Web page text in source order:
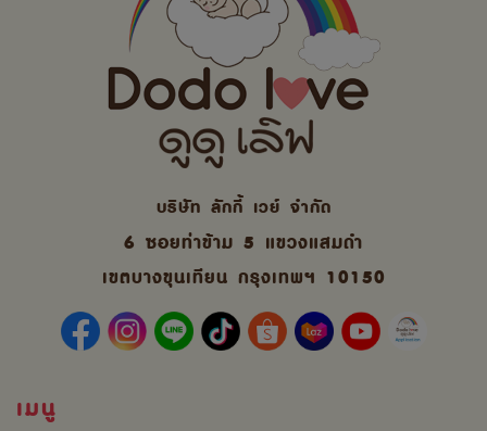
บริษัท ลักกี้ เวย์ จํากัด
6 ซอยท่าข้าม 5 แขวงแสมดำ
เขตบางขุนเทียน กรุงเทพฯ 10150
เมนู